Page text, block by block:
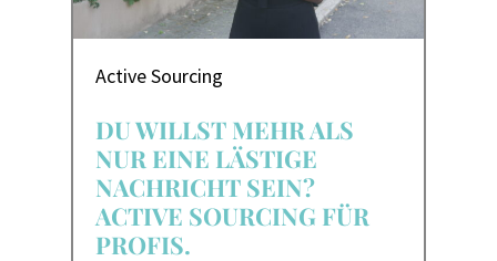
Active Sourcing
DU WILLST MEHR ALS
NUR EINE LÄSTIGE
NACHRICHT SEIN?
ACTIVE SOURCING FÜR
PROFIS.